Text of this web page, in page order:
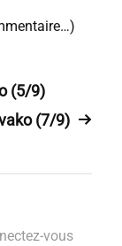
(5/9)
(7/9)
vous